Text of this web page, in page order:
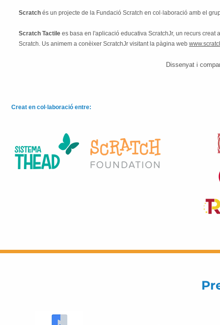
Scratch és un projecte de la Fundació Scratch en col·laboració amb el
Scratch Tactile es basa en l'aplicació educativa ScratchJr, un recurs
Scratch. Us animem a conèixer ScratchJr visitant la pàgina web
Dissenyat i
Creat en col·laboració entre: